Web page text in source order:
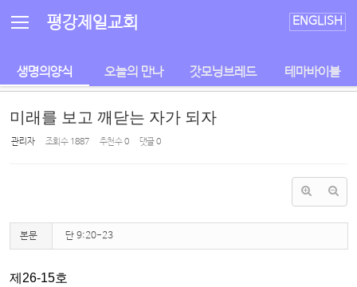
평강제일교회 ENGLISH
생명의양식 오늘의 만나 갓모닝브레드 테마바이블
미래를 보고 깨닫는 자가 되자
관리자 조회 수 1887 추천 수0 댓글0
본문 단 9:20-23
제 26-15호